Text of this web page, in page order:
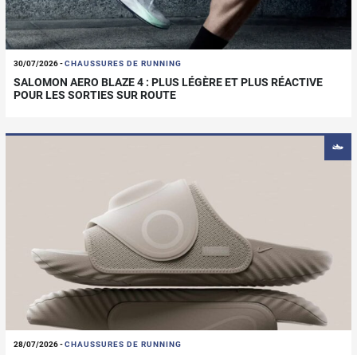
30/07/2026-CHAUSSURES DE RUNNING
SALOMON AERO BLAZE 4 : PLUS LÉGÈRE ET PLUS RÉACTIVE
POUR LES SORTIES SUR ROUTE
28/07/2026-CHAUSSURES DE RUNNING